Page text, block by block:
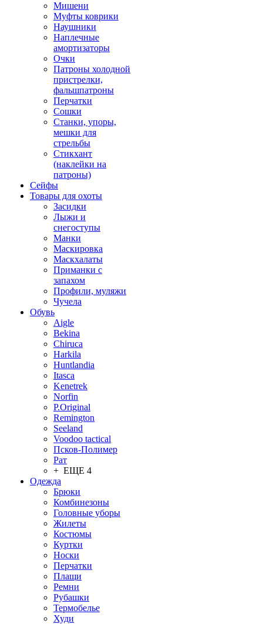
Мишени
Муфты коврики
Наушники
Наплечные
амортизаторы
Очки
Патроны холодной
пристрелки,
фальшпатроны
Перчатки
Сошки
Станки, упоры,
мешки для
стрельбы
Стикхант
(наклейки на
патроны)
Сейфы
Товары для охоты
Засидки
Лыжи и
снегоступы
Манки
Маскировка
Маскхалаты
Приманки с
запахом
Профили, муляжи
Чучела
Обувь
Aigle
Bekina
Chiruсa
Harkila
Huntlandia
Itasca
Kenetrek
Norfin
P.Original
Remington
Seeland
Voodoo tactical
Псков-Полимер
Рат
+ ЕЩЕ 4
Одежда
Брюки
Комбинезоны
Головные уборы
Жилеты
Костюмы
Куртки
Носки
Перчатки
Плащи
Ремни
Рубашки
Термобелье
Худи